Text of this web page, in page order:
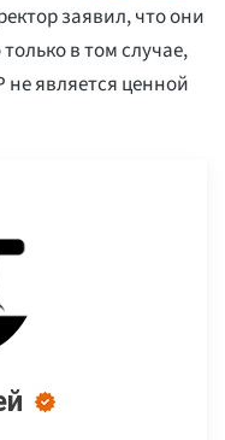
заявил, что они
в том случае,
не является ценной